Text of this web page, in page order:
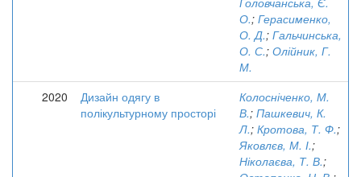
О.; Герасименко,
О. Д.; Гальчинська,
О. С.; Олійник, Г.
М.
2020
Дизайн одягу в
полікультурному просторі
Колосніченко, М.
В.; Пашкевич, К.
Л.; Кротова, Т. Ф.;
Яковлєв, М. І.;
Ніколаєва, Т. В.;